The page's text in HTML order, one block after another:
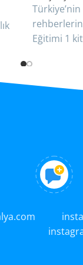
Eğitimi 1